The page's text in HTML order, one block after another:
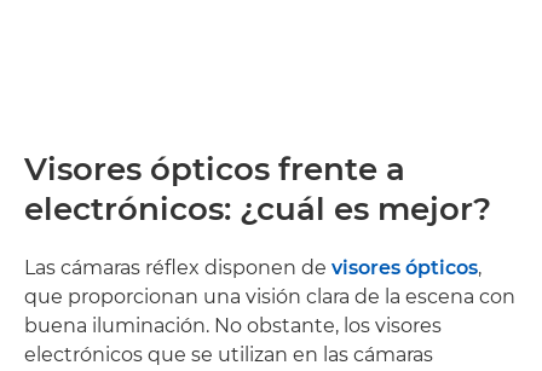
Visores ópticos frente a
electrónicos: ¿cuál es mejor?
Las cámaras réflex disponen de visores ópticos,
que proporcionan una visión clara de la escena con
buena iluminación. No obstante, los visores
electrónicos que se utilizan en las cámaras